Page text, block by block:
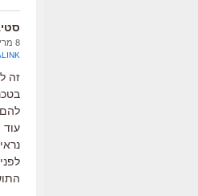
8 מרץ 2008 at 11:07
זה